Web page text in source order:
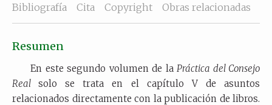
Bibliografía
Cita Copyright Obras relacionadas
Resumen
En este segundo volumen de la Práctica del Consejo
Realsolo se trata en el capítulo V de asuntos
relacionados directamente con la publicación de libros.